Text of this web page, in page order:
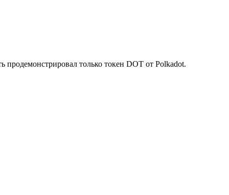
только токен DOT от Polkadot.